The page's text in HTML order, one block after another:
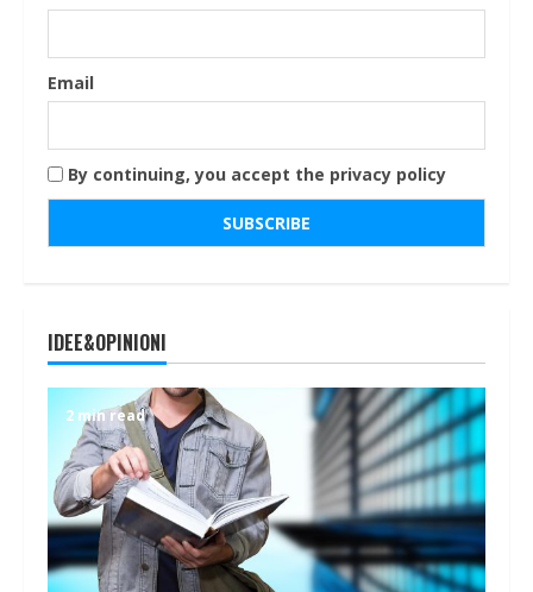
Email
By continuing, you accept the privacy policy
IDEE&OPINIONI
2 min read